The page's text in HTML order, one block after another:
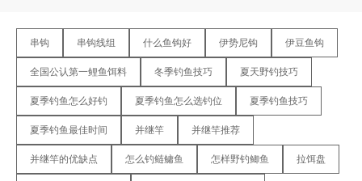
串钩 串钩线组 什么鱼钩好 伊势尼钩 伊豆鱼钩
全国公认第一鲤鱼饵料 冬季钓鱼技巧 夏天野钓技巧
夏季钓鱼怎么好钓 夏季钓鱼怎么选钓位 夏季钓鱼技巧
夏季钓鱼最佳时间 并继竿 并继竿推荐
并继竿的优缺点 怎么钓鲢鳙鱼 怎样野钓鲫鱼 拉饵盘